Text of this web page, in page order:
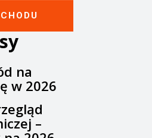
na
w 2026
–